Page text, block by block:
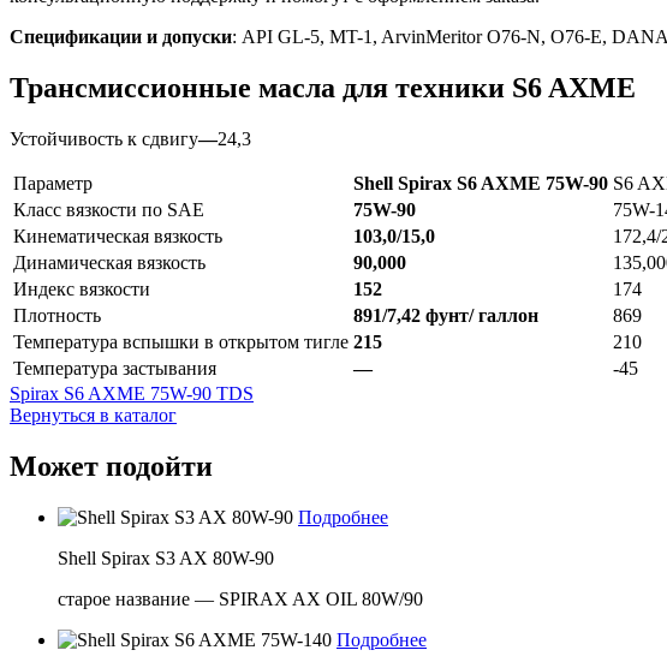
Спецификации и допуски: API GL-5, MT-1, ArvinMeritor O76-N, O76-E,
Трансмиссионные масла для техники S6 AXME
Устойчивость к сдвигу—24,3
Параметр Shell Spirax S6 AXME 75W-90 S6
Класс вязкости по SAE
75W-90
75W-
Кинематическая вязкость
103,0/15,0
172,4/
Динамическая вязкость
90,000
Индекс вязкости
152
174
Плотность
891/7,42 фунт/ галлон
869
Температура вспышки в открытом тигле 215
210
Температура застывания
—
-45
Spirax S6 AXME 75W-90 TDS
Вернуться в каталог
Может подойти
Подробнее
Shell Spirax S3 AX 80W-90
старое название — SPIRAX AX OIL 80W/90
Подробнее